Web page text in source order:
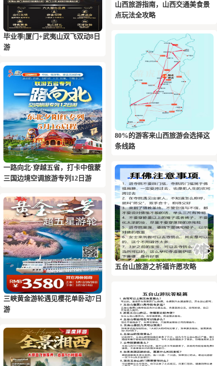
毕业季|厦门+武夷山双飞双动8日
游
一路向北·穿越五省，打卡中俄蒙
三国边境空调旅游专列12日游
三峡黄金游轮遇见樱花单卧动7日
游
山西旅游指南，山西交通美食景
点玩法全攻略
80%的游客来山西旅游会选择这
条线路
五台山旅游之祈福许愿攻略